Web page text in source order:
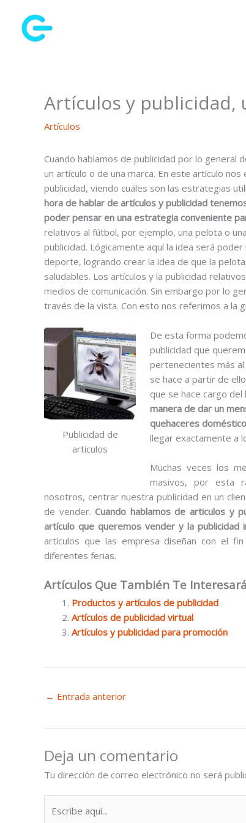
contenido
Artículos y publicidad,
Artículos
Cuando hablamos de publicidad por lo general
un artículo o de una marca. En este artículo
publicidad, viendo cuáles son las estrategias
hora de hablar de artículos y publicidad
poder pensar en una estrategia conveniente
relativos al fútbol, por ejemplo, una pelota o
publicidad. Lógicamente aquí la idea será
deporte, logrando crear la idea de que la
saludables. Los artículos y la publicidad
medios de comunicación. Sin embargo por lo
través de la vista. Con esto nos referimos a la
Publicidad de
artículos
De esta forma
publicidad que
pertenecientes más
se hace a partir de
que se hace cargo del
manera de dar un
quehaceres
llegar exactamente a
Muchas veces los
masivos, por esta
nosotros, centrar nuestra publicidad en un
de vender.Cuando hablamos de articulos y
artículo que queremos vender y la publicidad
artículos que las empresa diseñan con el
diferentes ferias.
Artículos Que También Te
Productos y artículos de publicidad
Artículos de publicidad virtual
Artículos y publicidad para promoción
← Entrada anterior
Deja un comentario
Tu dirección de correo electrónico no será
aquí...